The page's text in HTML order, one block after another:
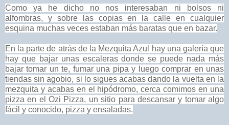
Como ya he dicho no nos interesaban ni bolsos ni
alfombras, y sobre las copias en la calle en cualquier
esquina muchas veces estaban más baratas que en bazar.
En la parte de atrás de la Mezquita Azul hay una galería que
hay que bajar unas escaleras donde se puede nada más
bajar tomar un te, fumar una pipa y luego comprar en unas
tiendas sin agobio, si lo sigues acabas dando la vuelta en la
mezquita y acabas en el hipódromo, cerca comimos en una
pizza en el Ozi Pizza, un sitio para descansar y tomar algo
fácil y conocido, pizza y ensaladas.